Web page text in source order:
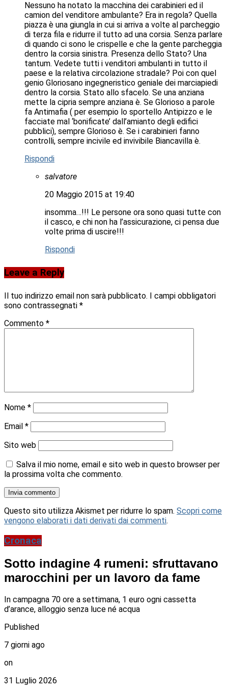
Nessuno ha notato la macchina dei carabinieri ed il
camion del venditore ambulante? Era in regola? Quella
piazza è una giungla in cui si arriva a volte al parcheggio
di terza fila e ridurre il tutto ad una corsia. Senza parlare
di quando ci sono le crispelle e che la gente parcheggia
dentro la corsia sinistra. Presenza dello Stato? Una
tantum. Vedete tutti i venditori ambulanti in tutto il
paese e la relativa circolazione stradale? Poi con quel
genio Gloriosano ingegneristico geniale dei marciapiedi
dentro la corsia. Stato allo sfacelo. Se una anziana
mette la cipria sempre anziana è. Se Glorioso a parole
fa Antimafia ( per esempio lo sportello Antipizzo e le
facciate mal ‘bonificate’ dall’amianto degli edifici
pubblici), sempre Glorioso è. Se i carabinieri fanno
controlli, sempre incivile ed invivibile Biancavilla è.
Rispondi
salvatore
20 Maggio 2015 at 19:40
insomma…!!! Le persone ora sono quasi tutte con
il casco, e chi non ha l’assicurazione, ci pensa due
volte prima di uscire!!!
Rispondi
Leave a Reply
Il tuo indirizzo email non sarà pubblicato. I campi obbligatori
sono contrassegnati *
Commento *
Nome *
Email *
Sito web
Salva il mio nome, email e sito web in questo browser per
la prossima volta che commento.
Questo sito utilizza Akismet per ridurre lo spam. Scopri come
vengono elaborati i dati derivati dai commenti.
Cronaca
Sotto indagine 4 rumeni: sfruttavano
marocchini per un lavoro da fame
In campagna 70 ore a settimana, 1 euro ogni cassetta
d’arance, alloggio senza luce né acqua
Published
7 giorni ago
on
31 Luglio 2026